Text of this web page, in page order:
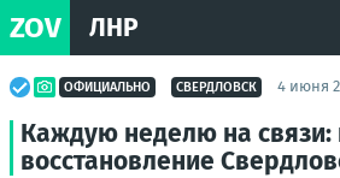
ZOV ЛНР
ОФИЦИАЛЬНО СВЕРДЛОВСК 4 июня
Каждую неделю на связи:
восстановление